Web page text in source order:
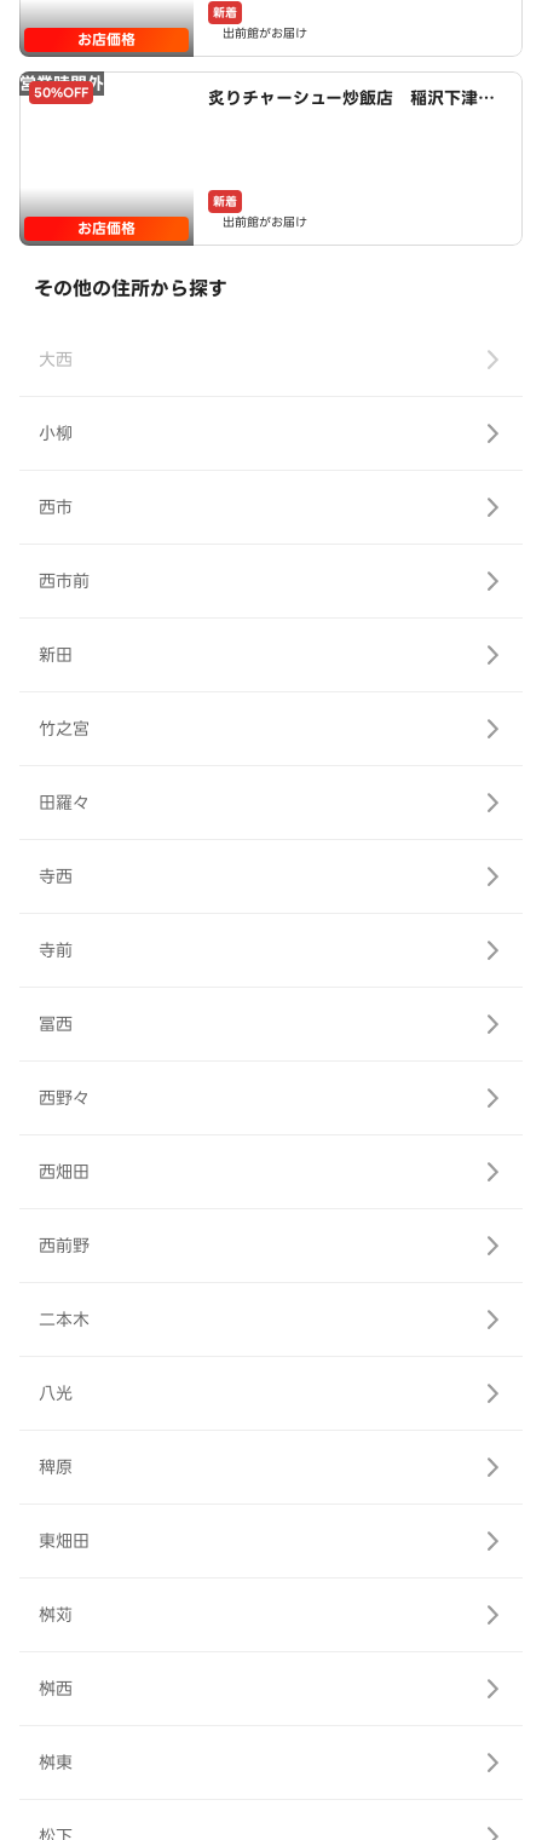
お店価格
新着
出前館がお届け
営業時間外
50%OFF
お店価格
炙りチャーシュー炒飯店 稲沢下津
新着
出前館がお届け
その他の住所から探す
大西
小柳
西市
西市前
新田
竹之宮
田羅々
寺西
寺前
冨西
西野々
西畑田
西前野
二本木
八光
稗原
東畑田
桝苅
桝西
桝東